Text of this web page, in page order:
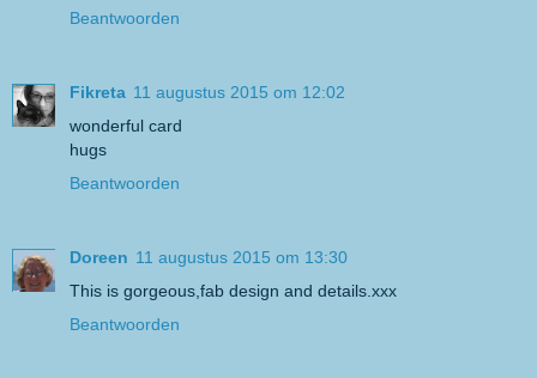
Beantwoorden
Fikreta 11 augustus 2015 om 12:02
wonderful card
hugs
Beantwoorden
Doreen 11 augustus 2015 om 13:30
This is gorgeous,fab design and details.xxx
Beantwoorden